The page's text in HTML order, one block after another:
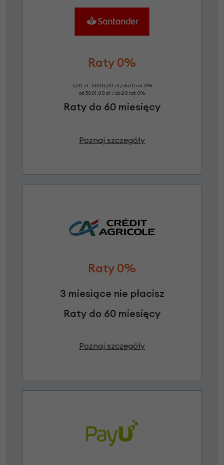
Raty 0%
1,00 zł - 5000,00 zł / do 10 rat 0%
od 5001,00 zł / do 20 rat 0%
Raty do 60 miesięcy
Poznaj szczegóły
Raty 0%
3 miesiące nie płacisz
Raty do 60 miesięcy
Poznaj szczegóły